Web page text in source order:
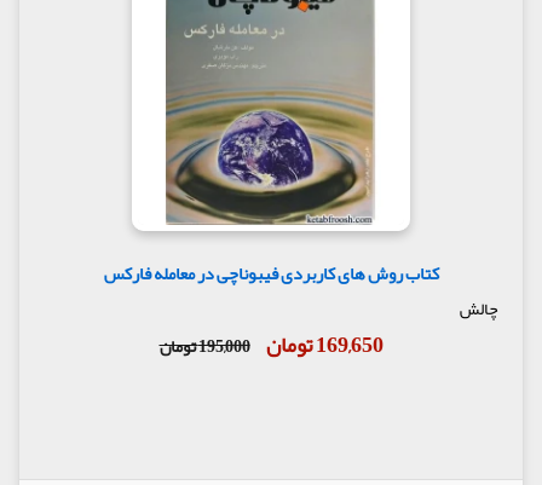
کتاب روش های کاربردی فیبوناچی در معامله فارکس
چالش
169,650 تومان 195,000 تومان